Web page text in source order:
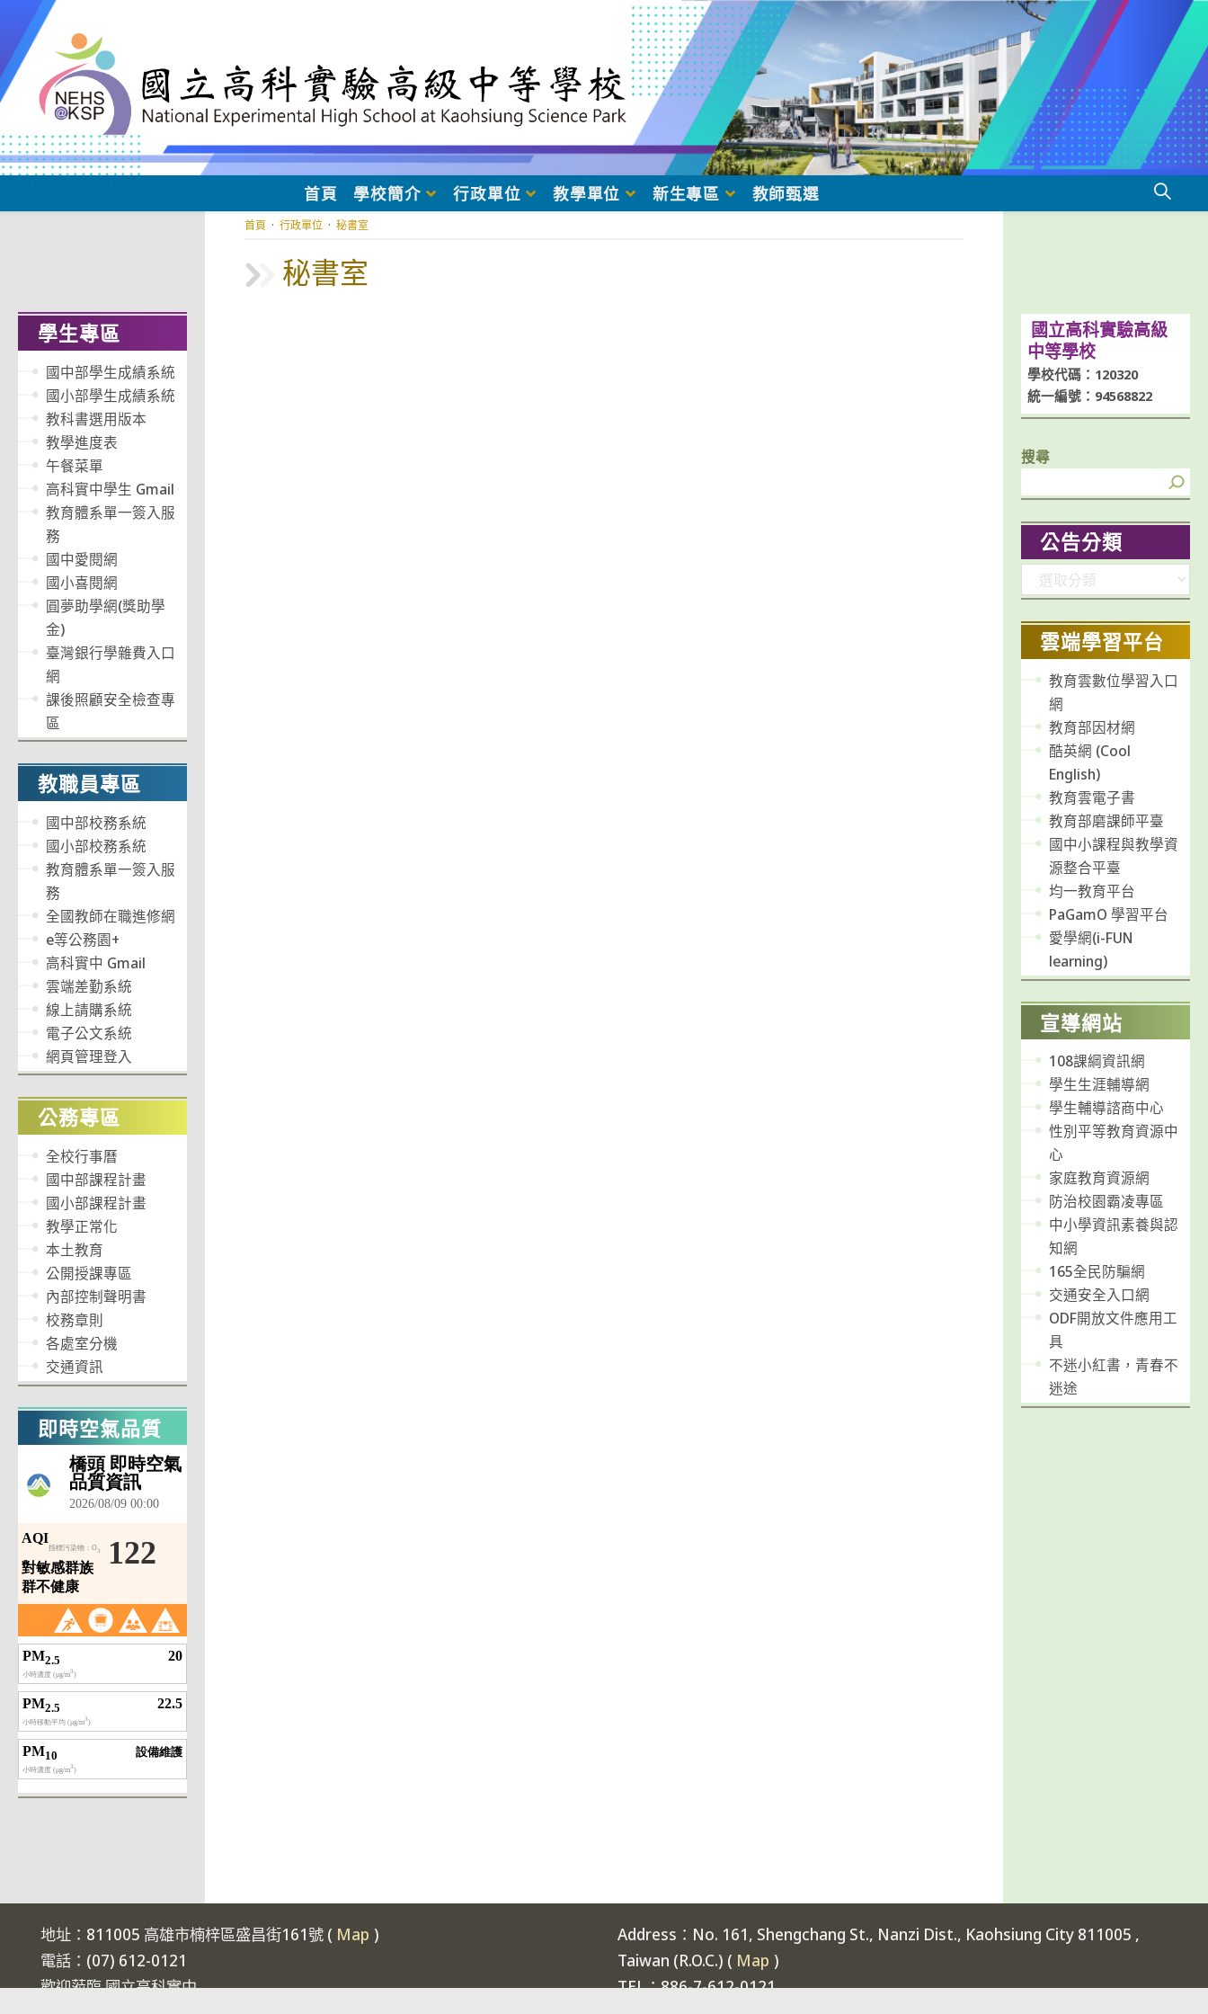
至
主
要
容
首頁 學校簡介 行政單位 教學單位 新生專區 教師甄選
秘書室
首頁 · 行政單位 · 秘書室
學生專區
國中部學生成績系統
國小部學生成績系統
教科書選用版本
教學進度表
午餐菜單
高科實中學生 Gmail
教育體系單一簽入服
務
國中愛閱網
國小喜閱網
圓夢助學網(獎助學
金)
臺灣銀行學雜費入口
網
課後照顧安全檢查專
區
教職員專區
國中部校務系統
國小部校務系統
教育體系單一簽入服
務
全國教師在職進修網
e等公務園+
高科實中 Gmail
雲端差勤系統
線上請購系統
電子公文系統
網頁管理登入
公務專區
全校行事曆
國中部課程計畫
國小部課程計畫
教學正常化
本土教育
公開授課專區
內部控制聲明書
校務章則
各處室分機
交通資訊
即時空氣品質
國立高科實驗高級
中等學校
學校代碼：120320
統一編號：94568822
搜尋
公告分類
類
雲端學習平台
教育雲數位學習入口
網
教育部因材網
酷英網 (Cool
English)
教育雲電子書
教育部磨課師平臺
國中小課程與教學資
源整合平臺
均一教育平台
PaGamO 學習平台
愛學網(i-FUN
learning)
宣導網站
108課綱資訊網
學生生涯輔導網
學生輔導諮商中心
性別平等教育資源中
心
家庭教育資源網
防治校園霸凌專區
中小學資訊素養與認
知網
165全民防騙網
交通安全入口網
ODF開放文件應用工
具
不迷小紅書，青春不
迷途
地址：811005 高雄市楠梓區盛昌街161號 ( Map )
電話：(07) 612-0121
歡迎蒞臨 國立高科實中
Address：No. 161, Shengchang St., Nanzi Dist., Kaohsiung City 811005 ,
Taiwan (R.O.C.) ( Map )
TEL：886-7-612-0121